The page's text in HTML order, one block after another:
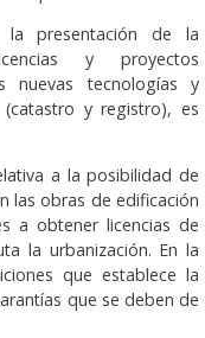
la presentación de la
y proyectos
nuevas tecnologías y
y registro), es
a la posibilidad de
las obras de edificación
a obtener licencias de
la urbanización. En la
que establece la
que se deben de